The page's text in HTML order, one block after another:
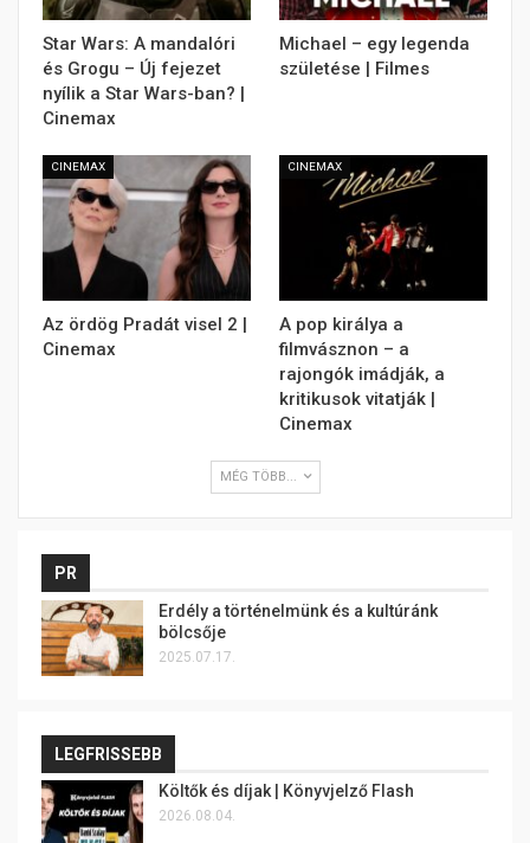
Star Wars: A mandalóri
és Grogu – Új fejezet
nyílik a Star Wars-ban? |
Cinemax
Michael – egy legenda
születése | Filmes
CINEMAX
Az ördög Pradát visel 2 |
Cinemax
CINEMAX
A pop királya a
filmvásznon – a
rajongók imádják, a
kritikusok vitatják |
Cinemax
MÉG TÖBB...
PR
Erdély a történelmünk és a kultúránk
bölcsője
2025.07.17.
LEGFRISSEBB
Költők és díjak | Könyvjelző Flash
2026.08.04.